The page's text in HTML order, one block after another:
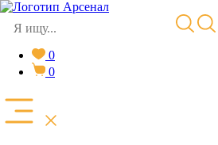
0
0